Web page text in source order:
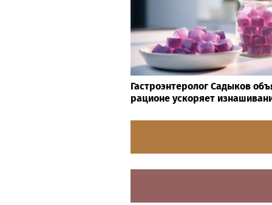
Гастроэнтеролог Садыков
рационе ускоряет